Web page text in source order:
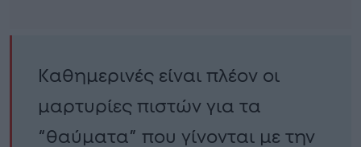
Καθημερινές είναι πλέον οι
μαρτυρίες πιστών για τα
“θαύματα” που γίνονται με την